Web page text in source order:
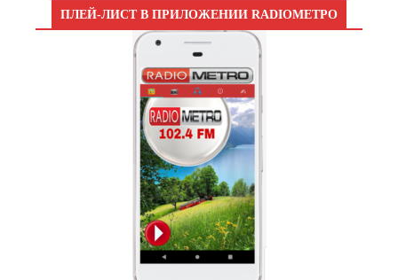
ПЛЕЙ-ЛИСТ В ПРИЛОЖЕНИИ RADIOМЕТРО